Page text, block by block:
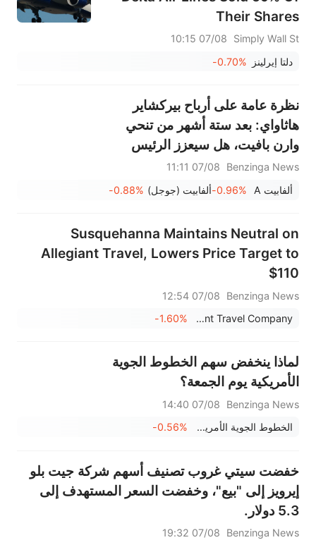
Their Shares
Simply Wall St
07/08 10:15
دلتا إيرلينز
-0.70%
نظرة عامة على أرباح بيركشاير
هاثاواي: بعد ستة أشهر من تنحي
وارن بافيت، هل سيعزز الرئيس
التنفيذي جريج أبيل عمليات إعادة
شراء الأسهم؟
Benzinga News
07/08 11:11
ألفابيت A
-0.96%ألفابيت (جوجل) -0.88%
Susquehanna Maintains Neutral on
Allegiant Travel, Lowers Price Target to
$110
Benzinga News
07/08 12:54
Allegiant Travel Company
-1.60%
لماذا ينخفض سهم الخطوط الجوية
الأمريكية يوم الجمعة؟
Benzinga News
07/08 14:40
الخطوط الجوية الأمريكية
-0.56%
خفضت سيتي غروب تصنيف أسهم شركة جيت بلو
إيرويز إلى "بيع"، وخفضت السعر المستهدف إلى
5.3 دولار.
Benzinga News
07/08 19:32